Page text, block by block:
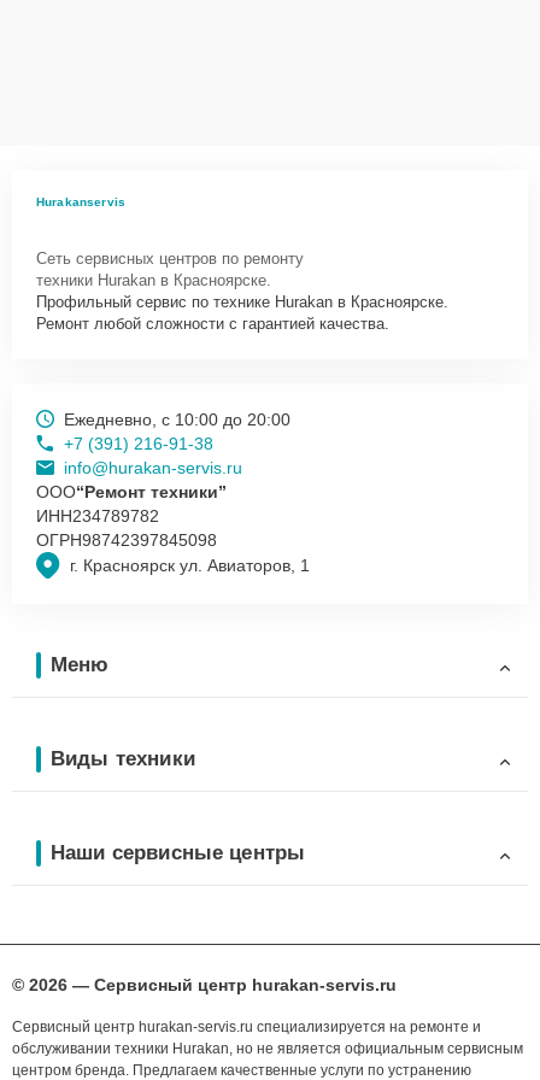
Для запуска процесса ремонта кофемашины Hurakan HKN-ME716
проконсультируют по всем необходимым вопросам, запишут на
диагностику, подскажут с вариантами курьерской доставки или
оформят выезд мастера в удобное время и место.
Hurakanservis
Сеть сервисных центров по ремонту
техники Hurakan в Красноярске.
Профильный сервис по технике Hurakan в Красноярске.
Ремонт любой сложности с гарантией качества.
г. Красноярск ул. Авиаторов, 1
Ежедневно, с 10:00 до 20:00
+7 (391) 216-91-38
info@hurakan-servis.ru
ООО“Ремонт техники”
ИНН234789782
ОГРН98742397845098
Меню
Виды техники
Наши сервисные центры
© 2026 — Сервисный центр hurakan-servis.ru
Сервисный центр hurakan-servis.ru специализируется на ремонте и
обслуживании техники Hurakan, но не является официальным сервисным
центром бренда. Предлагаем качественные услуги по устранению